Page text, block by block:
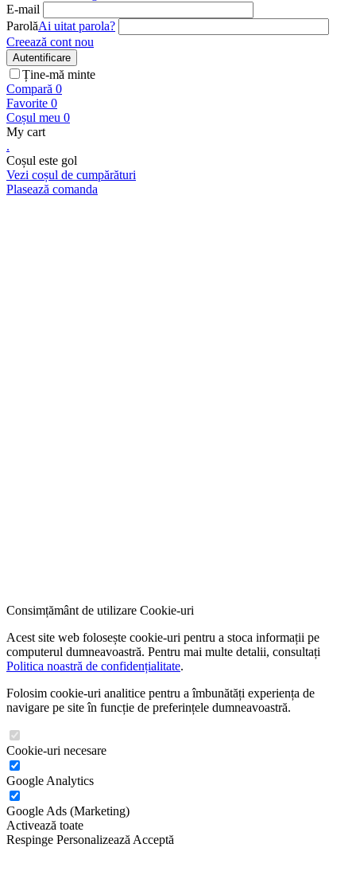
E-mail
ParolăAi uitat parola?
Creează cont nou
Autentificare
Ține-mă minte
Compară 0
Favorite 0
Coșul meu 0
My cart
.
Coșul este gol
Vezi coșul de cumpărături
Plasează comanda
Consimțământ de utilizare Cookie-uri
Acest site web folosește cookie-uri pentru a stoca informații pe
computerul dumneavoastră. Pentru mai multe detalii, consultați
Politica noastră de confidențialitate.
Folosim cookie-uri analitice pentru a îmbunătăți experiența de
navigare pe site în funcție de preferințele dumneavoastră.
Cookie-uri necesare
Google Analytics
Google Ads (Marketing)
Activează toate
Respinge PersonalizeazăAcceptă